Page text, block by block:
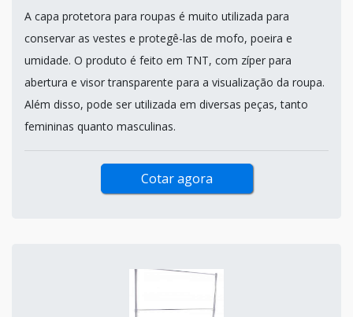
A capa protetora para roupas é muito utilizada para
conservar as vestes e protegê-las de mofo, poeira e
umidade. O produto é feito em TNT, com zíper para
abertura e visor transparente para a visualização da roupa.
Além disso, pode ser utilizada em diversas peças, tanto
femininas quanto masculinas.
Cotar agora